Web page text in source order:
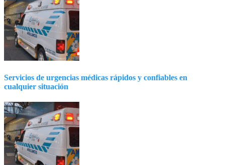
Servicios de urgencias médicas rápidos y confiables en
cualquier situación